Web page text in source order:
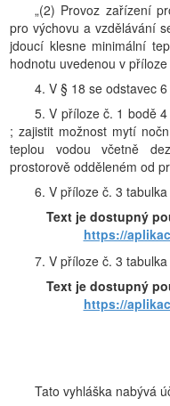
„(2) Provoz zařízení
pro výchovu a vzdělávání
jdoucí klesne minimální
hodnotu uvedenou v
4. V § 18 se odstavec
5. V příloze č. 1 bodě
; zajistit možnost mytí
teplou vodou včetně
prostorově odděleném od
6. V příloze č. 3
Text je dostupný
https://
7. V příloze č. 3
Text je dostupný
https://
Tato vyhláška nabývá